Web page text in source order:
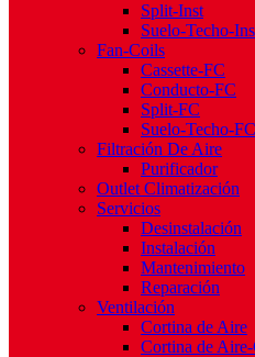
Split-Inst
Suelo-Techo-
Fan-Coils
Cassette-FC
Conducto-FC
Split-FC
Suelo-Techo-FC
Filtración De Aire
Purificador
Outlet Climatización
Servicios
Desinstalación
Instalación
Mantenimiento
Reparación
Ventilación
Cortina de Aire
Cortina de